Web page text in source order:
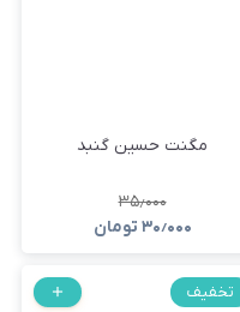
مگنت حسین گنبد
۳۵٫۰۰۰
۳۰٫۰۰۰ تومان
تخفیف